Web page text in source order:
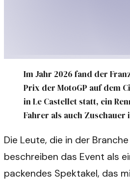
Im Jahr 2026 fand der
Prix der MotoGP auf dem
in Le Castellet statt, ein
Fahrer als auch Zuschauer
Die Leute, die in der
beschreiben das Event als
packendes Spektakel, das